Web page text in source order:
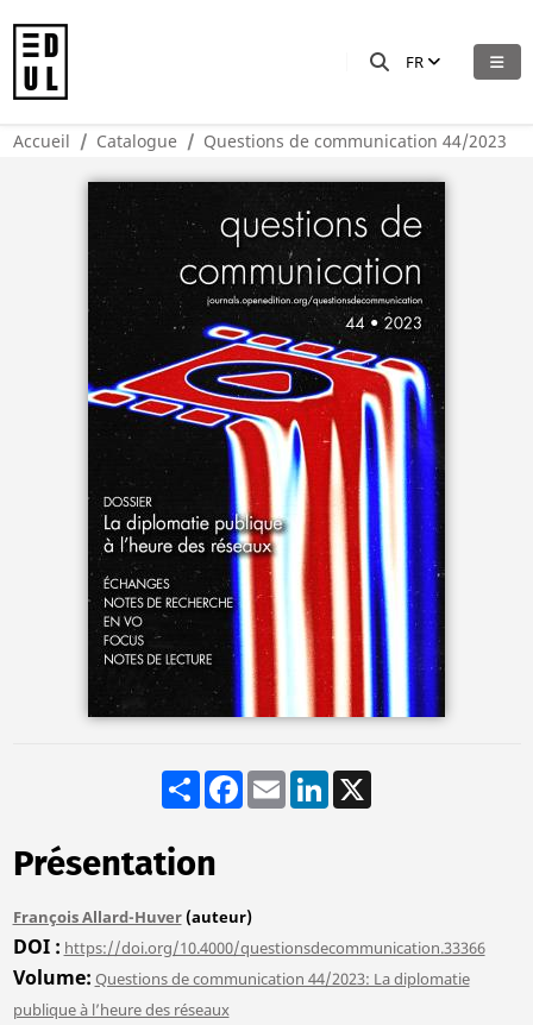
FR
Accueil Catalogue Questions de communication 44/2023
Share Facebook
Email LinkedIn
Présentation
François Allard-Huver(auteur)
DOI https://doi.org/10.4000/questionsdecommunication.33366
Volume Questions de communication 44/2023: La diplomatie
publique à l’heure des réseaux